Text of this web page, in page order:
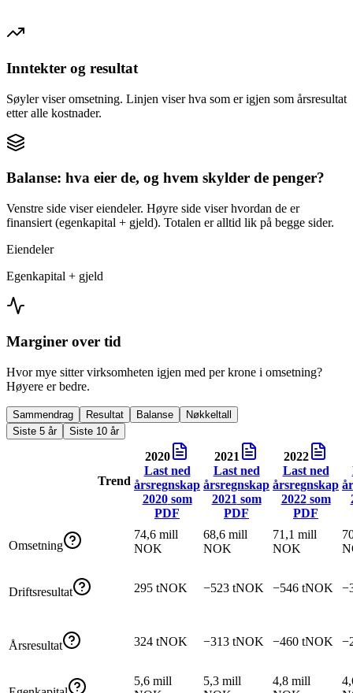
Inntekter og resultat
Søyler viser omsetning. Linjen viser hva som er igjen som årsresultat
etter alle kostnader.
Balanse: hva eier de, og hvem skylder de penger?
Venstre side viser eiendeler. Høyre side viser hvordan de er
finansiert (egenkapital + gjeld). Totalen er alltid lik på begge sider.
Eiendeler
Egenkapital + gjeld
Marginer over tid
Hvor mye sitter virksomheten igjen med per krone i omsetning?
Høyere er bedre.
Sammendrag Resultat Balanse
Nøkkeltall
Siste 5 år
Siste 10 år
Trend
2020
Last ned
årsregnskap
2020som
PDF
2021
Last ned
årsregnskap
2021 som
PDF
2022
Last ned
årsregnskap
2022som
PDF
Omsetning
74,6 mill
NOK
68,6 mill
NOK
71,1 mill
NOK
Driftsresultat 295 tNOK −523 tNOK −546 tNOK
Årsresultat 324 tNOK −313 tNOK −460 tNOK
5,6 mill
5,3 mill
4,8 mill